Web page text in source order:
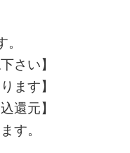
さい】
ます】
還元】
す。